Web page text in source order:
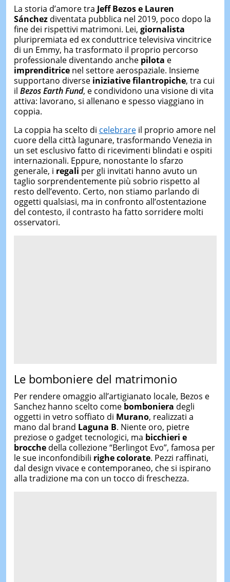
La storia d’amore tra Jeff Bezos e Lauren
Sánchezdiventata pubblica nel 2019, poco dopo la
fine dei rispettivi matrimoni. Lei, giornalista
pluripremiata ed ex conduttrice televisiva vincitrice
di un Emmy, ha trasformato il proprio percorso
professionale diventando anche pilota e
imprenditricenel settore aerospaziale. Insieme
supportano diverse iniziative filantropiche, tra cui
il Bezos Earth Fund, e condividono una visione di vita
attiva: lavorano, si allenano e spesso viaggiano in
coppia.
La coppia ha scelto di celebrareil proprio amore nel
cuore della città lagunare, trasformando Venezia in
un set esclusivo fatto di ricevimenti blindati e ospiti
internazionali. Eppure, nonostante lo sfarzo
generale, i regali per gli invitati hanno avuto un
taglio sorprendentemente più sobrio rispetto al
resto dell’evento. Certo, non stiamo parlando di
oggetti qualsiasi, ma in confronto all’ostentazione
del contesto, il contrasto ha fatto sorridere molti
osservatori.
Le bomboniere del matrimonio
Per rendere omaggio all’artigianato locale, Bezos e
Sanchez hanno scelto come bomboniera degli
oggetti in vetro soffiato di Murano, realizzati a
mano dal brand Laguna B. Niente oro, pietre
preziose o gadget tecnologici, ma bicchieri e
brocchedella collezione “Berlingot Evo”, famosa per
le sue inconfondibili righe colorate. Pezzi raffinati,
dal design vivace e contemporaneo, che si ispirano
alla tradizione ma con un tocco di freschezza.